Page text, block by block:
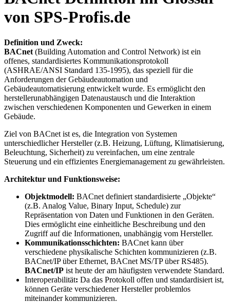
von SPS-Profis.de
Definition und Zweck:
BACnet (Building Automation and Control Network) ist ein
offenes, standardisiertes Kommunikationsprotokoll
(ASHRAE/ANSI Standard 135-1995), das speziell für die
Anforderungen der Gebäudeautomation und
Gebäudeautomatisierung entwickelt wurde. Es ermöglicht den
herstellerunabhängigen Datenaustausch und die Interaktion
zwischen verschiedenen Komponenten und Gewerken in einem
Gebäude.
Ziel von BACnet ist es, die Integration von Systemen
unterschiedlicher Hersteller (z.B. Heizung, Lüftung, Klimatisierung,
Beleuchtung, Sicherheit) zu vereinfachen, um eine zentrale
Steuerung und ein effizientes Energiemanagement zu gewährleisten.
Architektur und Funktionsweise:
Objektmodell: BACnet definiert standardisierte „Objekte“
(z.B. Analog Value, Binary Input, Schedule) zur
Repräsentation von Daten und Funktionen in den Geräten.
Dies ermöglicht eine einheitliche Beschreibung und den
Zugriff auf die Informationen, unabhängig vom Hersteller.
Kommunikationsschichten: BACnet kann über
verschiedene physikalische Schichten kommunizieren (z.B.
BACnet/IP über Ethernet, BACnet MS/TP über RS485).
BACnet/IP ist heute der am häufigsten verwendete Standard.
Interoperabilität: Da das Protokoll offen und standardisiert ist,
können Geräte verschiedener Hersteller problemlos
miteinander kommunizieren.